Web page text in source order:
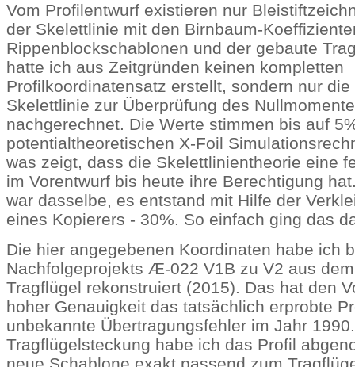
Vom Profilentwurf existieren nur
der Skelettlinie mit den Birnbaum-
Rippenblockschablonen und der gebaute
hatte ich aus Zeitgründen keinen kompletten
Profilkoordinatensatz erstellt, sondern nur
Skelettlinie zur Überprüfung des
nachgerechnet. Die Werte stimmen bis auf
potentialtheoretischen X-Foil
was zeigt, dass die Skelettlinientheorie eine
im Vorentwurf bis heute ihre Berechtigung
war dasselbe, es entstand mit Hilfe der
eines Kopierers - 30%. So einfach ging das
Die hier angegebenen Koordinaten habe ich
Nachfolgeprojekts Æ-022 V1B zu V2 aus
Tragflügel rekonstruiert (2015). Das hat den
hoher Genauigkeit das tatsächlich erprobte
unbekannte Übertragungsfehler im Jahr
Tragflügelsteckung habe ich das Profil
neue Schablone exakt passend zum